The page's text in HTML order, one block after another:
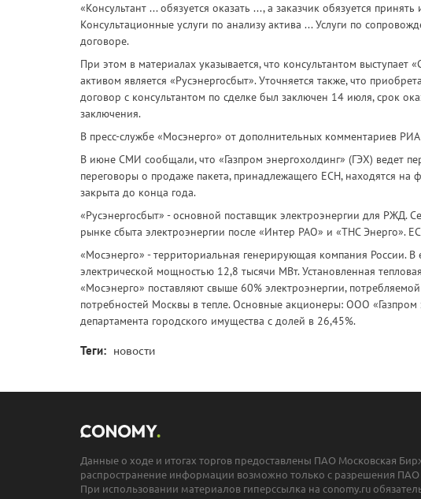
«Консультант ... обязуется оказать ..., а заказчик обязуется
Консультационные услуги по анализу актива ... Услуги по
договоре.
При этом в материалах указывается, что консультантом
активом является «Русэнергосбыт». Уточняется также, что
договор с консультантом по сделке был заключен 14 июля, срок
заключения.
В пресс-службе «Мосэнерго» от дополнительных комментариев
В июне СМИ сообщали, что «Газпром энергохолдинг» (ГЭХ) ведет
переговоры о продаже пакета, принадлежащего ЕСН, находятся на
закрыта до конца года.
«Русэнергосбыт» - основной поставщик электроэнергии для РЖД.
рынке сбыта электроэнергии после «Интер РАО» и «ТНС Энерго».
«Мосэнерго» - территориальная генерирующая компания России. В
электрической мощностью 12,8 тысячи МВт. Установленная
«Мосэнерго» поставляют свыше 60% электроэнергии,
потребностей Москвы в тепле. Основные акционеры: ООО
департамента городского имущества с долей в 26,45%.
Теги: новости
Данные о ходе и итогах торгов предоставлены ПАО Московская
распространение информации возможно только с разрешения
При использовании материалов гиперссылка на conomy.ru